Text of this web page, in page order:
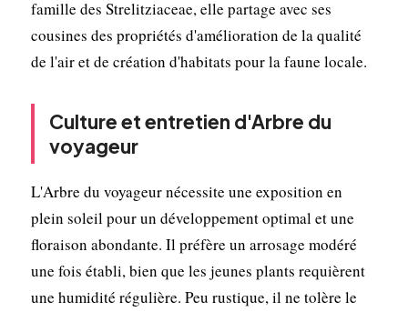
famille des Strelitziaceae, elle partage avec ses
cousines des propriétés d'amélioration de la qualité
de l'air et de création d'habitats pour la faune locale.
Culture et entretien d'Arbre du
voyageur
L'Arbre du voyageur nécessite une exposition en
plein soleil pour un développement optimal et une
floraison abondante. Il préfère un arrosage modéré
une fois établi, bien que les jeunes plants requièrent
une humidité régulière. Peu rustique, il ne tolère le